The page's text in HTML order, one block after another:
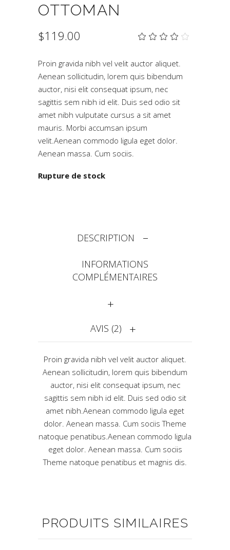
OTTOMAN
$119.00
5
basé
sur
client
Proin gravida nibh vel velit auctor aliquet.
Aenean sollicitudin, lorem quis bibendum
auctor, nisi elit consequat ipsum, nec
sagittis sem nibh id elit. Duis sed odio sit
amet nibh vulputate cursus a sit amet
mauris. Morbi accumsan ipsum
velit.Aenean commodo ligula eget dolor.
Aenean massa. Cum sociis.
Rupture de stock
DESCRIPTION
INFORMATIONS
COMPLÉMENTAIRES
AVIS (2)
Proin gravida nibh vel velit auctor aliquet.
Aenean sollicitudin, lorem quis bibendum
auctor, nisi elit consequat ipsum, nec
sagittis sem nibh id elit. Duis sed odio sit
amet nibh.Aenean commodo ligula eget
dolor. Aenean massa. Cum sociis Theme
natoque penatibus.Aenean commodo ligula
eget dolor. Aenean massa. Cum sociis
Theme natoque penatibus et magnis dis.
PRODUITS SIMILAIRES